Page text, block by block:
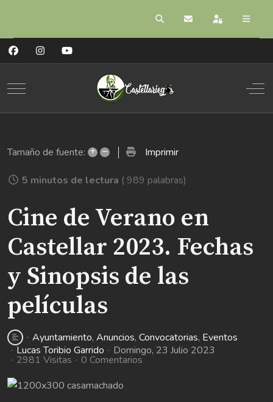
BuscarSuscribirse a las
Registrarse
Mobile Menu Toggle
Tamaño de fuente: + – Imprimir
5 minutos de lectura ( 989 palabras)
Cine de Verano en
Castellar 2023. Fechas
y Sinopsis de las
películas
Ayuntamiento Anuncios Convocatorias Eventos
Lucas Toribio Garrido
Domingo, 23 Julio 2023
2981 Visitas 0 Comentarios